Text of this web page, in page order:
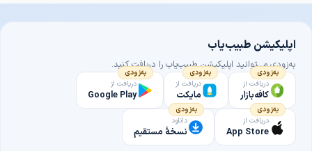
اپلیکیشن طبیب‌یاب
به‌زودی می‌توانید اپلیکیشن طبیب‌یاب را دریافت کنید.
به‌زودی
دریافت از
کافه‌بازار
به‌زودی
دریافت از
مایکت
به‌زودی
دریافت از
Google Play
به‌زودی
دریافت از
App Store
به‌زودی
دانلود
نسخهٔ مستقیم